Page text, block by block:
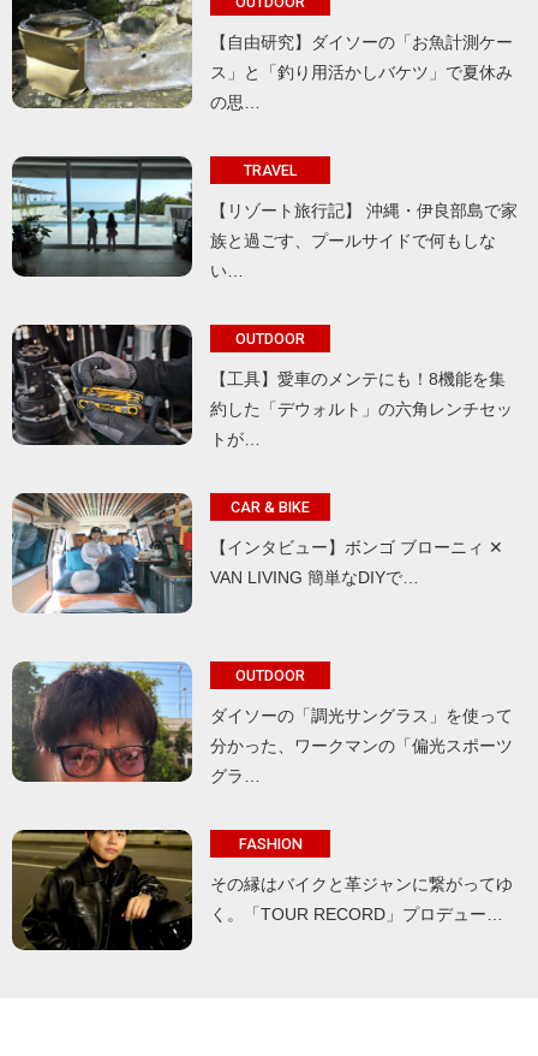
【自由研究】ダイソーの「お魚計測ケー
ス」と「釣り用活かしバケツ」で夏休み
の思…
TRAVEL
【リゾート旅行記】 沖縄・伊良部島で家
族と過ごす、プールサイドで何もしな
い…
OUTDOOR
【工具】愛車のメンテにも！8機能を集
約した「デウォルト」の六角レンチセッ
トが…
CAR & BIKE
【インタビュー】ボンゴ ブローニィ ✕
VAN LIVING 簡単なDIYで…
OUTDOOR
ダイソーの「調光サングラス」を使って
分かった、ワークマンの「偏光スポーツ
グラ…
FASHION
その縁はバイクと革ジャンに繋がってゆ
く。「TOUR RECORD」プロデュー…